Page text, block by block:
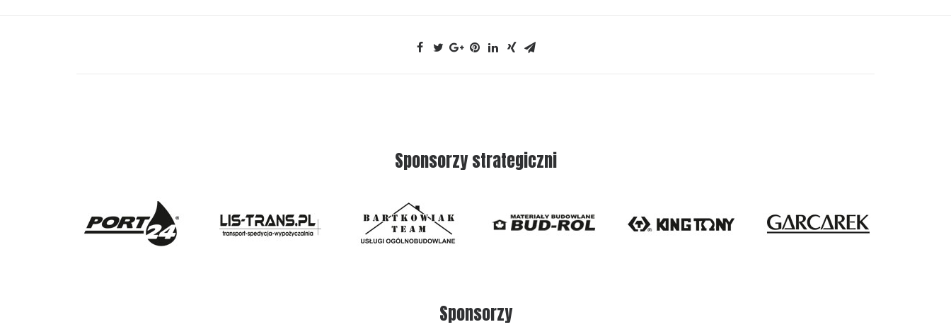
Sponsorzy strategiczni
Sponsorzy